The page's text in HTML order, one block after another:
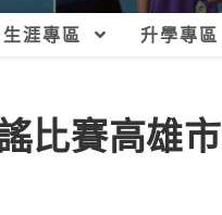
生涯專區 升學專區
比賽高雄市